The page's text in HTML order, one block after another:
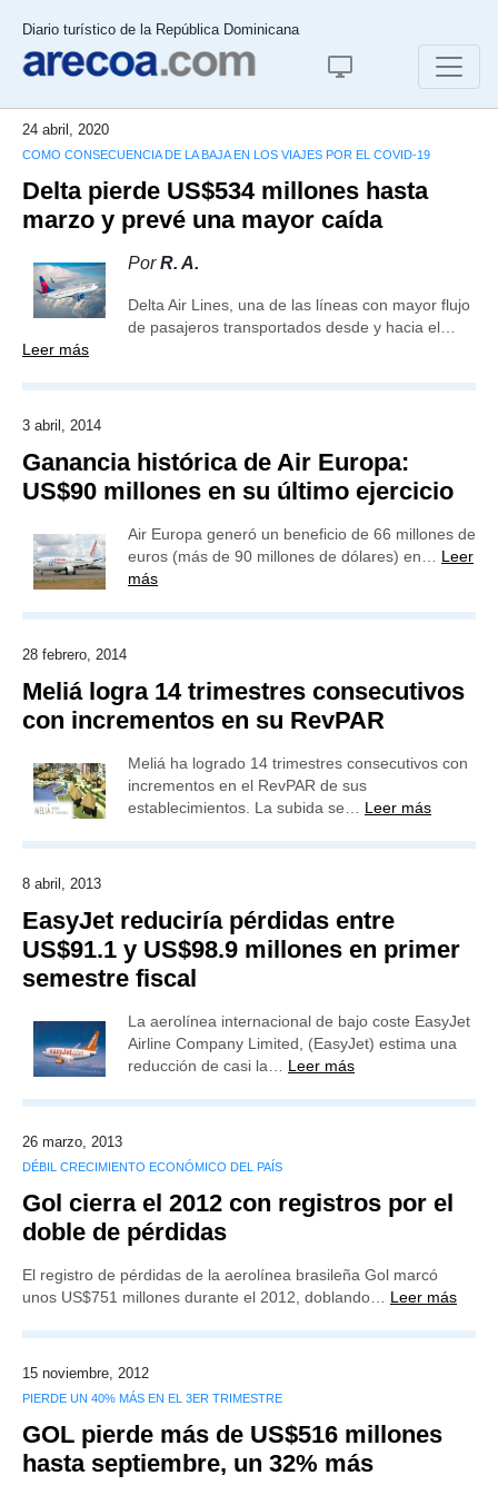
Diario turístico de la República Dominicana
24 abril, 2020
COMO CONSECUENCIA DE LA BAJA EN LOS VIAJES POR EL COVID-19
Delta pierde US$534 millones hasta
marzo y prevé una mayor caída
PorR. A.
Delta Air Lines, una de las líneas con mayor flujo
de pasajeros transportados desde y hacia el…
Leer más
3 abril, 2014
Ganancia histórica de Air Europa:
US$90 millones en su último ejercicio
Air Europa generó un beneficio de 66 millones de
euros (más de 90 millones de dólares) en… Leer
más
28 febrero, 2014
Meliá logra 14 trimestres consecutivos
con incrementos en su RevPAR
Meliá ha logrado 14 trimestres consecutivos con
incrementos en el RevPAR de sus
establecimientos. La subida se… Leer más
8 abril, 2013
EasyJet reduciría pérdidas entre
US$91.1 y US$98.9 millones en primer
semestre fiscal
La aerolínea internacional de bajo coste EasyJet
Airline Company Limited, (EasyJet) estima una
reducción de casi la… Leer más
26 marzo, 2013
DÉBIL CRECIMIENTO ECONÓMICO DEL PAÍS
Gol cierra el 2012 con registros por el
doble de pérdidas
El registro de pérdidas de la aerolínea brasileña Gol marcó
unos US$751 millones durante el 2012, doblando… Leer más
15 noviembre, 2012
PIERDE UN 40% MÁS EN EL 3ER TRIMESTRE
GOL pierde más de US$516 millones
hasta septiembre, un 32% más